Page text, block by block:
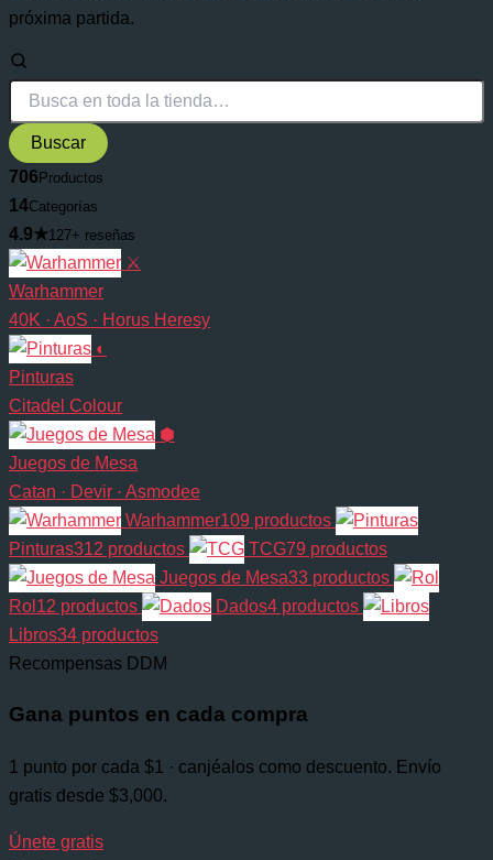
próxima partida.
Buscar
706Productos
14Categorías
4.9★127+ reseñas
⚔
Warhammer
40K · AoS · Horus Heresy
◐
Pinturas
Citadel Colour
⬢
Juegos de Mesa
Catan · Devir · Asmodee
Warhammer109 productos
Pinturas312 productos TCG79 productos
Juegos de Mesa33 productos
Rol 12 productos Dados4 productos
Libros34 productos
Recompensas DDM
Gana puntos en cada compra
1 punto por cada $1 · canjéalos como descuento. Envío
gratis desde $3,000.
Únete gratis